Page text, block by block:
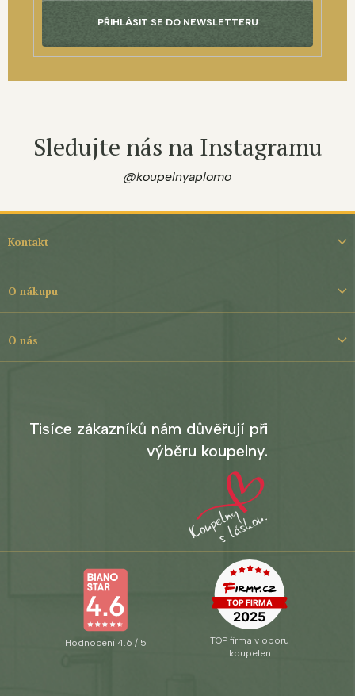
PŘIHLÁSIT SE DO NEWSLETTERU
Sledujte nás na Instagramu
@koupelnyaplomo
Z
í
Kontakt
O nákupu
O nás
Tisíce zákazníků nám důvěřují při
výběru koupelny.
Hodnocení 4.6 / 5
TOP firma v oboru
koupelen